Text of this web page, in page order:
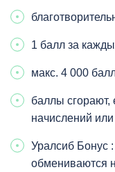
1 балл за
макс. 4 000
баллы
начислений
Уралсиб Бонус
обмениваются